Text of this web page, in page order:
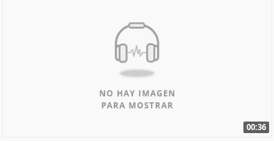
00:36